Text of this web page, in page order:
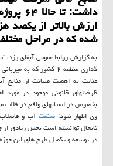
داشت:
ارزش بالاتر از یکصد
شده که در مراحل
به گزارش روابط عمومی آبفای
گذاری منطقه ۲ کشور
عنایت به اهمیت صیانت از منابع
ظرفیتهای قانونی موجود در
بخصوص در استانهای واقع در
وی اظهار نمود:صنعت آب و
تابحال توانسته است بخش زیادی
در توسعه و تکمیل طرح های این